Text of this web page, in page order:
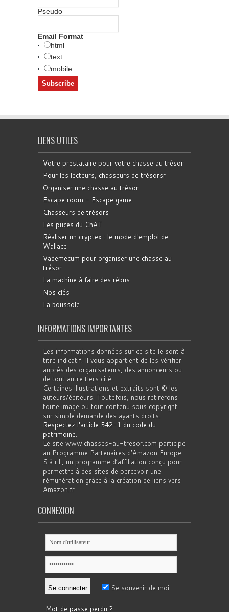
Pseudo
Email Format
html
text
mobile
LIENS UTILES
Votre prestataire pour votre chasse au trésor
Pour les lecteurs, chasseurs de trésorsr
Organiser une chasse au trésor
Escape room - Escape game
Chasseurs de trésors
Les puces du ChAT
Réaliser un cryptex : le mode d'emploi de
Wallace
Vademecum pour organiser une chasse au
trésor
La machine à faire des rébus
Nos clés
La boussole
INFORMATIONS IMPORTANTES
Les informations données sur ce site le sont à
titre indicatif. Il vous appartient de les vérifier
auprès des organisateurs, des annonceurs ou
de tout autre tiers cité.
Certaines illustrations et extraits sont © les
auteurs/éditeurs. Toutefois, nous retirerons
toute image ou tout contenu sous copyright
sur simple demande des ayants droits.
Respectez l'article 542-1 du code du
patrimoine.
Le site www.chasses-au-tresor.com participe
au Programme Partenaires d’Amazon Europe
S.à r.l., un programme d’affiliation conçu pour
permettre à des sites de percevoir une
rémunération grâce à la création de liens vers
Amazon.fr
CONNEXION
Se souvenir de moi
Mot de passe perdu ?